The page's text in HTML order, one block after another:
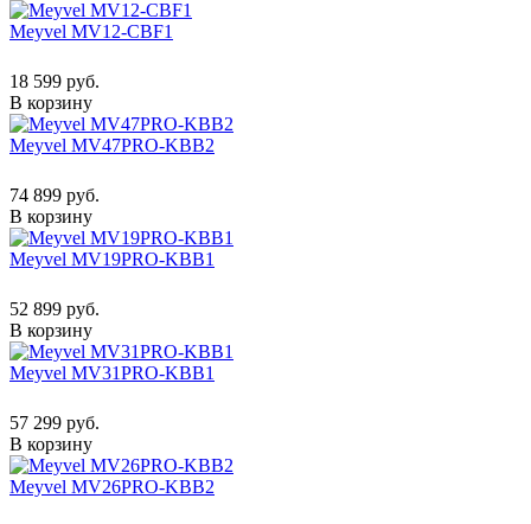
Meyvel MV12-CBF1
18 599 руб.
В корзину
Meyvel MV47PRO-KBB2
74 899 руб.
В корзину
Meyvel MV19PRO-KBB1
52 899 руб.
В корзину
Meyvel MV31PRO-KBB1
57 299 руб.
В корзину
Meyvel MV26PRO-KBB2